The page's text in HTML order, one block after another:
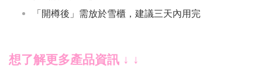
「開樽後」需放於雪櫃，建議三天內用完
想了解更多產品資訊 ↓ ↓